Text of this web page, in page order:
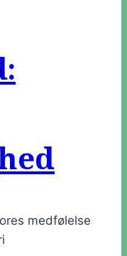
medfølelse